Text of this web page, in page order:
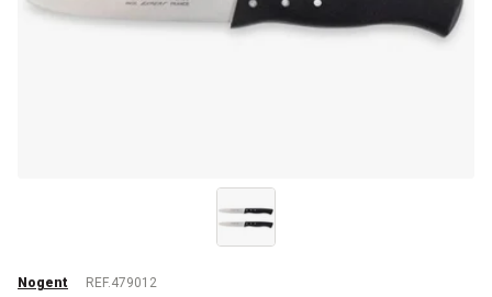
Nogent REF.479012